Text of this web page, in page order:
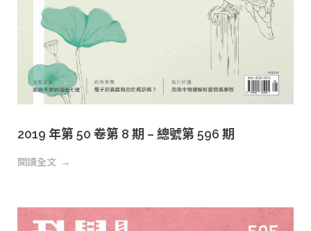
2019 年第 50 卷第 8 期 – 總號第 596 期
閱讀全文